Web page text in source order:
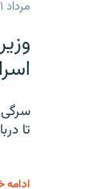
مرداد ۰۱, ۱۳۹۷
تا
ادامه